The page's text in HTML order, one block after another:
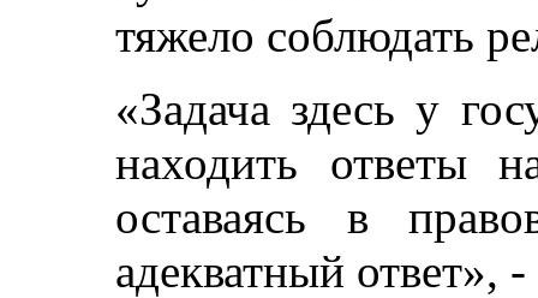
тяжело соблюдать
«Задача здесь у
находить ответы
оставаясь в
адекватный ответ»,